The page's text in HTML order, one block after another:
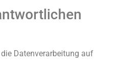
Datenverarbeitung auf